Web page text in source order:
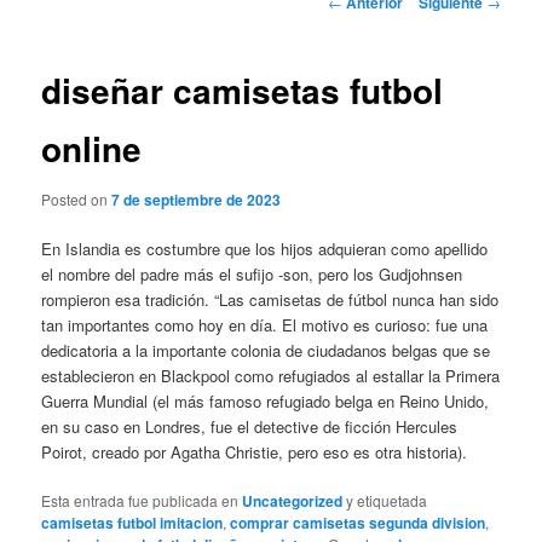
diseñar camisetas futbol
online
Posted on7 de septiembre de 2023
En Islandia es costumbre que los hijos adquieran como apellido
el nombre del padre más el sufijo -son, pero los Gudjohnsen
rompieron esa tradición. “Las camisetas de fútbol nunca han sido
tan importantes como hoy en día. El motivo es curioso: fue una
dedicatoria a la importante colonia de ciudadanos belgas que se
establecieron en Blackpool como refugiados al estallar la Primera
Guerra Mundial (el más famoso refugiado belga en Reino Unido,
en su caso en Londres, fue el detective de ficción Hercules
Poirot, creado por Agatha Christie, pero eso es otra historia).
Esta entrada fue publicada en Uncategorizedy etiquetada
camisetas futbol imitacion,comprar camisetas segunda division,